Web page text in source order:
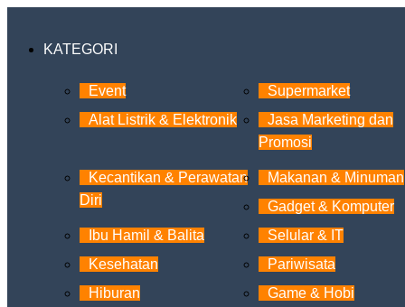
KATEGORI
Event
Supermarket
Alat Listrik & Elektronik
Jasa Marketing dan
Promosi
Kecantikan & Perawatan
Diri
Makanan & Minuman
Gadget & Komputer
Ibu Hamil & Balita
Selular & IT
Kesehatan
Pariwisata
Hiburan
Game & Hobi